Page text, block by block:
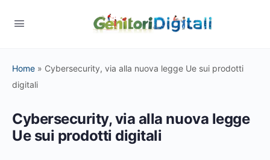
Home » Cybersecurity, via alla nuova legge Ue sui prodotti
digitali
Cybersecurity, via alla nuova legge
Ue sui prodotti digitali